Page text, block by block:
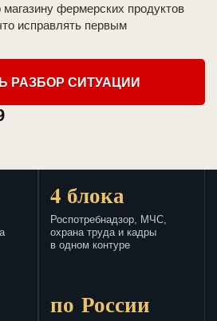
фермерских продуктов
исправлять первым
РАЗБОР СИТУАЦИИ
4 блока
Роспотребнадзор, МЧС,
охрана труда и кадры
в одном контуре
по России